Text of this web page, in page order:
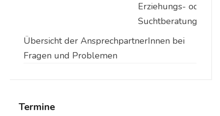
Termine
Erziehungs- oder
Übersicht der AnsprechpartnerInnen bei
Fragen und Problemen